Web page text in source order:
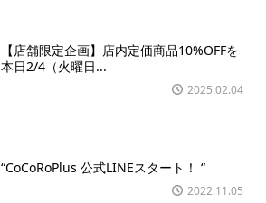
【店舗限定企画】店内定価商品10%OFFを
本日2/4（火曜日...
2025.02.04
“CoCoRoPlus 公式LINEスタート！ “
2022.11.05